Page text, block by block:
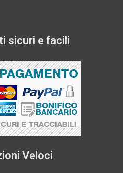
sicuri e facili
Veloci